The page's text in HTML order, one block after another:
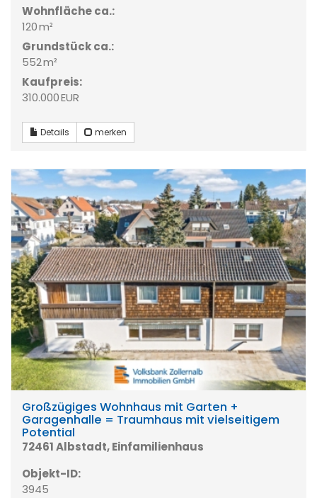
Wohnfläche ca.:
120 m²
Grund­stück ca.:
552 m²
Kaufpreis:
310.000 EUR
Details merken
Großzügiges Wohnhaus mit Garten +
Garagenhalle = Traumhaus mit vielseitigem
Potential
72461 Albstadt, Einfamilienhaus
Objekt-ID:
3945